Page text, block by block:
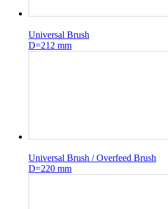
Universal Brush
D=212 mm
Universal Brush / Overfeed Brush
D=220 mm